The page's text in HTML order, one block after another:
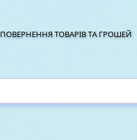
ПОВЕРНЕННЯ ТОВАРІВ ТА ГРОШЕЙ